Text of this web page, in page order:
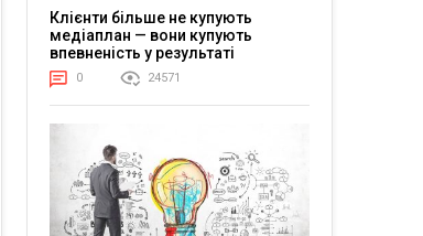
Клієнти більше не купують
медіаплан — вони купують
впевненість у результаті
0 24571